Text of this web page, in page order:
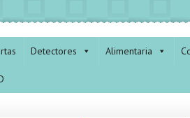
Detectores Alimentaria